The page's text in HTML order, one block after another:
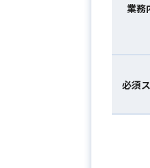
業務
必須